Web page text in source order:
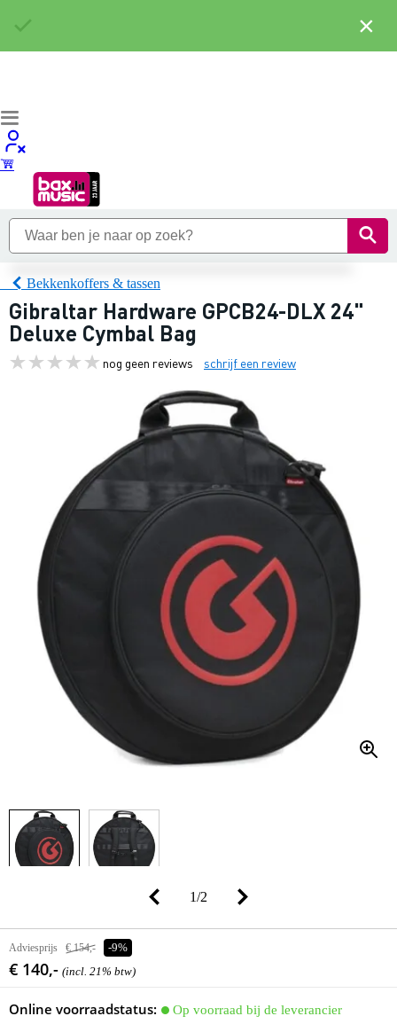
Bekkenkoffers & tassen
Gibraltar Hardware GPCB24-DLX 24"
Deluxe Cymbal Bag
nog geen reviews schrijf een review
1/2
Adviesprijs € 154,- -9%
€ 140,- (incl. 21% btw)
Online voorraadstatus:
Op voorraad bij de leverancier
×